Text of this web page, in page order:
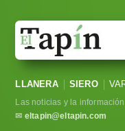
Sociedad
Política
LLANERA SIERO
Las noticias y la
✉ eltapin@eltapin.com